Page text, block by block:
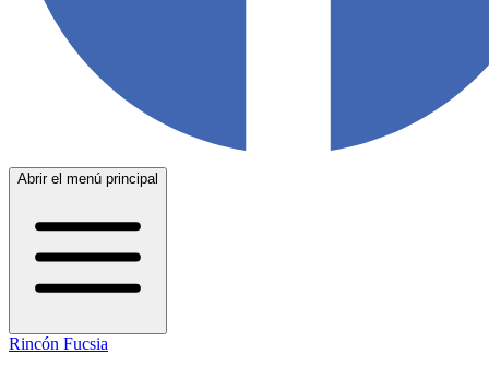
Abrir el menú principal
Rincón Fucsia